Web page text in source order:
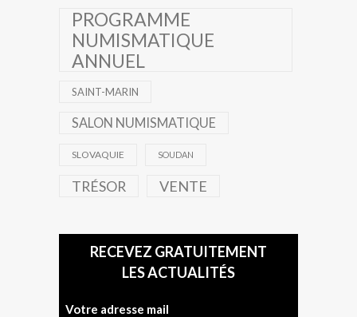
PROGRAMME
NUMISMATIQUE
ANNUEL
SAINT-MARIN
SALON NUMISMATIQUE
SLOVAQUIE SOUDAN
TRÉSOR VENTE
RECEVEZ GRATUITEMENT
LES ACTUALITÉS
Votre adresse mail